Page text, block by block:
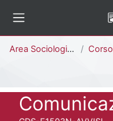
Area Sociologica Corso
Titolo del corso